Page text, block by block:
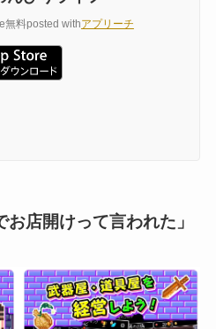
無料posted withアプリーチ
店開けって言われた」